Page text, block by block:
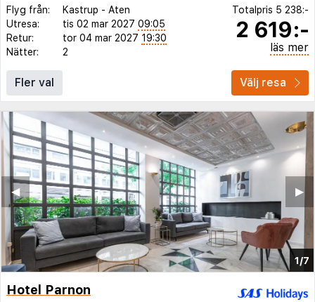
Flyg från: Kastrup - Aten
Utresa:
tis 02 mar 2027 09:05
Retur:
tor 04 mar 2027 19:30
Nätter:
2
Totalpris 5 238:-
2 619:-
läs mer
Fler val Välj resa
1/7
▶︎
◀︎
Hotel Parnon